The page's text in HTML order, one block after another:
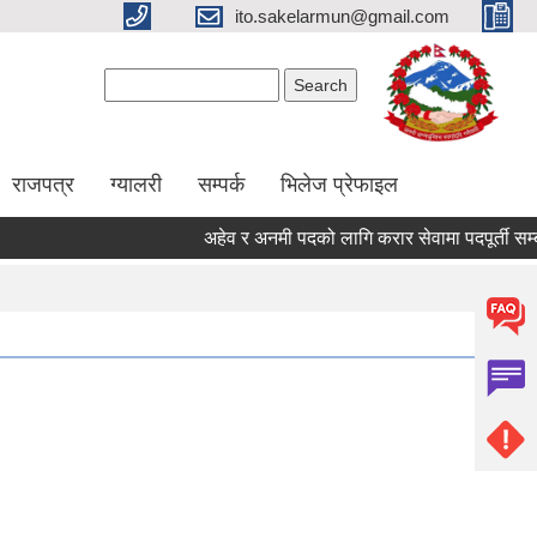
ito.sakelarmun@gmail.com
राजपत्र ग्यालरी सम्पर्क भिलेज प्रेफाइल
अहेव र अनमी पदको लागि करार सेवामा पदपूर्ती